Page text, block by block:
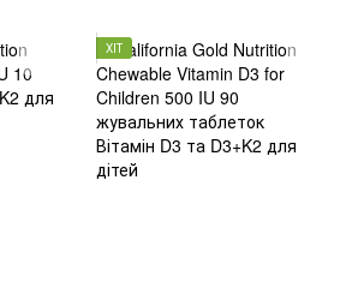
ХІТ